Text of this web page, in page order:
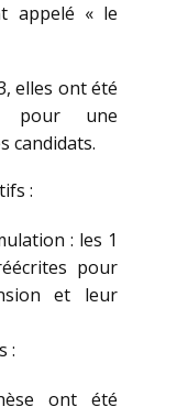
appelé « le
elles ont été
pour une
candidats.
:
: les 1
pour
et leur
:
ont été